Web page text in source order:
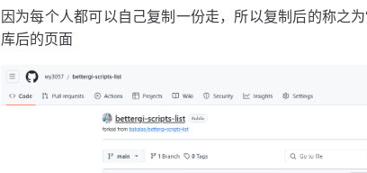
因为每个人都可以自己复制一份走，所以复制后的称之
库后的页面